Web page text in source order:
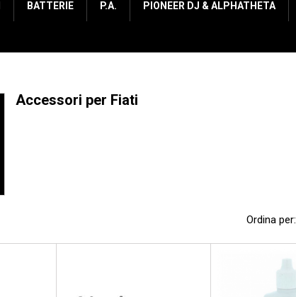
BATTERIE P.A. PIONEER DJ & ALPHATHETA
Accessori per Fiati
Ordina per: